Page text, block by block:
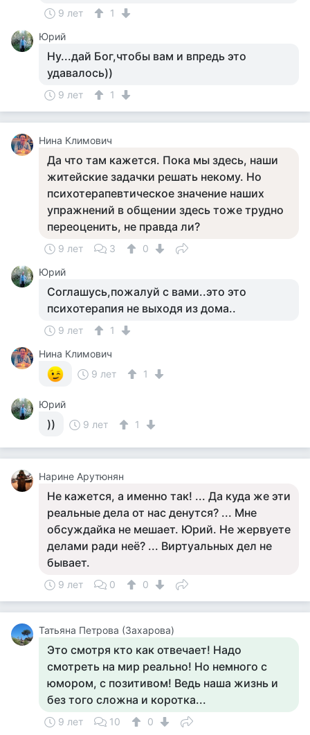
9 лет
1
Юрий
Ну...дай Бог,чтобы вам и впредь это
удавалось))
9 лет 1
Нина Климович
Да что там кажется. Пока мы здесь, наши
житейские задачки решать некому. Но
психотерапевтическое значение наших
упражнений в общении здесь тоже трудно
переоценить, не правда ли?
9 лет 3
0
Юрий
Соглашусь,пожалуй с вами..это это
психотерапия не выходя из дома..
9 лет
1
Нина Климович
9 лет
1
Юрий
)) 9 лет 1
Нарине Арутюнян
Не кажется, а именно так! ... Да куда же эти
реальные дела от нас денутся? ... Мне
обсуждайка не мешает. Юрий. Не жервуете
делами ради неё? ... Виртуальных дел не
бывает.
9 лет 0 0
Татьяна Петрова (Захарова)
Это смотря кто как отвечает! Надо
смотреть на мир реально! Но немного с
юмором, с позитивом! Ведь наша жизнь и
без того сложна и коротка...
9 лет 10 0